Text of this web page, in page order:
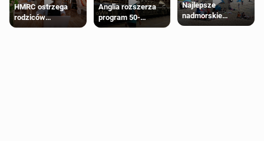
HMRC ostrzega
rodziców
pobierających Child
Anglia rozszerza
program 50-
procentowych
Najlepsze
nadmorskie
miasteczko blisko